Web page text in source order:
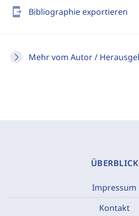
send_to_mobile Bibliographie exportieren
Mehr vom Autor /
ÜBERBLICK
Impressum
Kontakt